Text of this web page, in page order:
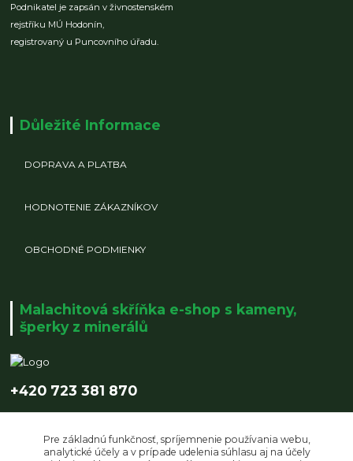
Podnikatel je zapsán v živnostenském
rejstříku MÚ Hodonín,
registrovaný u Puncovního úřadu.
Důležité Informace
DOPRAVA A PLATBA
HODNOTENIE ZÁKAZNÍKOV
OBCHODNÉ PODMIENKY
Malachitová skříňka e-shop s kameny,
šperky z minerálů
+420 723 381 870
Pre základnú funkčnosť, spríjemnenie používania webu,
analytické účely a v prípade udelenia súhlasu aj na účely